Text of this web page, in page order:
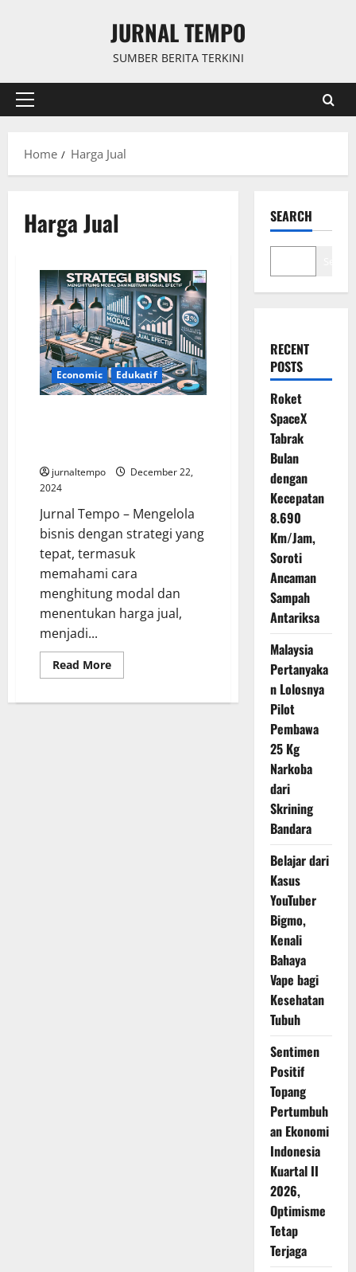
JURNAL TEMPO
SUMBER BERITA TERKINI
Primary
Home
Harga Jual
Harga Jual
Economic Edukatif
jurnaltempo
December 22,
2024
Jurnal Tempo – Mengelola
bisnis dengan strategi yang
tepat, termasuk
memahami cara
menghitung modal dan
menentukan harga jual,
menjadi...
Read MoreRead
more
SEARCH
RECENT
POSTS
Roket
SpaceX
Tabrak
Bulan
dengan
Kecepatan
8.690
Km/Jam,
Soroti
Ancaman
Sampah
Antariksa
Malaysia
Pertanyaka
n Lolosnya
Pilot
Pembawa
25 Kg
Narkoba
dari
Skrining
Bandara
Belajar dari
Kasus
YouTuber
Bigmo,
Kenali
Bahaya
Vape bagi
Kesehatan
Tubuh
Sentimen
Positif
Topang
Pertumbuh
an Ekonomi
Indonesia
Kuartal II
2026,
Optimisme
Tetap
Terjaga